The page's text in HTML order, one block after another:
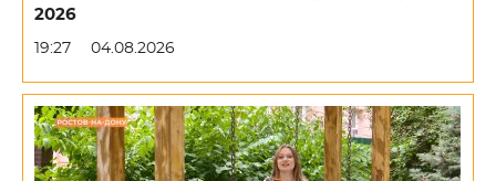
2026
19:27 04.08.2026